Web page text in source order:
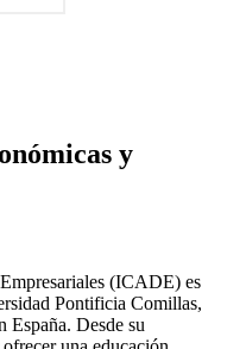
y
(ICADE) es
Pontificia Comillas,
España. Desde su